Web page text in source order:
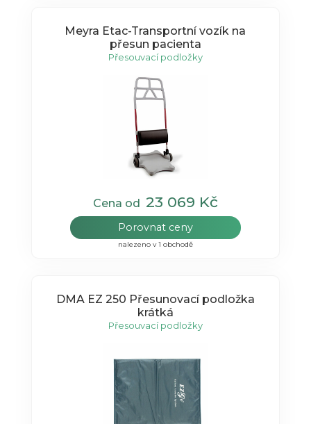
Meyra Etac-Transportní vozík na
přesun pacienta
Přesouvací podložky
Cena od 23 069 Kč
Porovnat ceny
nalezeno v 1 obchodě
DMA EZ 250 Přesunovací podložka
krátká
Přesouvací podložky